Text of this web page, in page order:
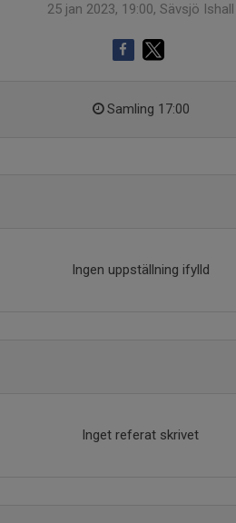
25 jan 2023, 19:00, Sävsjö Ishall
Samling 17:00
Ingen uppställning ifylld
Inget referat skrivet